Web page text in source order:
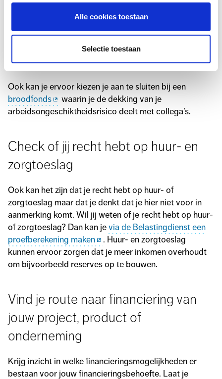
Alle cookies toestaan
Selectie toestaan
over de opbouw van je pensioen. Voor meer informatie
Oog voor Impuls .
achterhalen welke manier van pensioen opbouwen bij je
past (bijv. sparen of beleggen).
Ook kan je ervoor kiezen je aan te sluiten bij een
broodfonds
waarin je de dekking van je
arbeidsongeschiktheidsrisico deelt met collega’s.
Check of jij recht hebt op huur- en
zorgtoeslag
Ook kan het zijn dat je recht hebt op huur- of
zorgtoeslag maar dat je denkt dat je hier niet voor in
aanmerking komt. Wil jij weten of je recht hebt op huur-
of zorgtoeslag? Dan kan je via de Belastingdienst een
proefberekening maken
. Huur- en zorgtoeslag
kunnen ervoor zorgen dat je meer inkomen overhoudt
om bijvoorbeeld reserves op te bouwen.
Vind je route naar financiering van
jouw project, product of
onderneming
Krijg inzicht in welke financieringsmogelijkheden er
bestaan voor jouw financieringsbehoefte. Laat je